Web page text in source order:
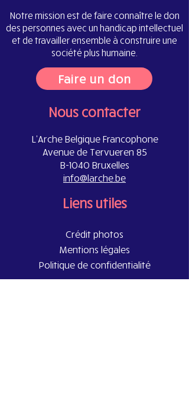
Notre mission est de faire connaître le don
des personnes avec un handicap intellectuel
et de travailler ensemble à construire une
société plus humaine.
Faire un don
Nous contacter
L'Arche Belgique Francophone
Avenue de Tervueren 85
B-1040 Bruxelles
info@larche.be
Liens utiles
Crédit photos
Mentions légales
Politique de confidentialité